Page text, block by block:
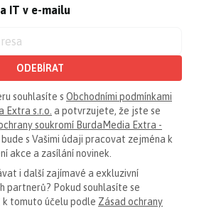
IT v e-mailu
ODEBÍRAT
souhlasíte s Obchodními podmínkami
s.r.o. a potvrzujete, že jste se
soukromí BurdaMedia Extra -
bude s Vašimi údaji pracovat zejména k
akce a zasílání novinek.
i další zajímavé a exkluzivní
partnerů? Pokud souhlasíte se
k tomuto účelu podle Zásad ochrany